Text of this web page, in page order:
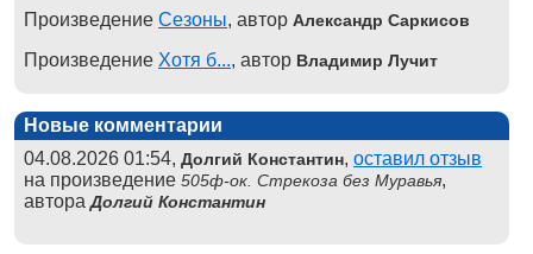
Произведение Сезоны, автор Александр Саркисов
Произведение Хотя б..., автор Владимир Лучит
Новые комментарии
04.08.2026 01:54, Долгий Константин, оставил отзыв
на произведение 505ф-ок. Стрекоза без Муравья,
автораДолгий Константин